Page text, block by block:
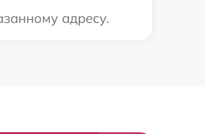
адресу.